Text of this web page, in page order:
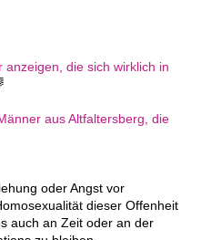
anzeigen, die sich wirklich in
aus Altfaltersberg, die
oder Angst vor
dieser Offenheit
auch an Zeit oder an der